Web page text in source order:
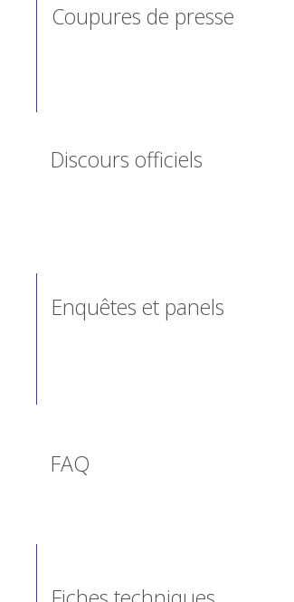
Coupures de presse
Discours officiels
Enquêtes et panels
FAQ